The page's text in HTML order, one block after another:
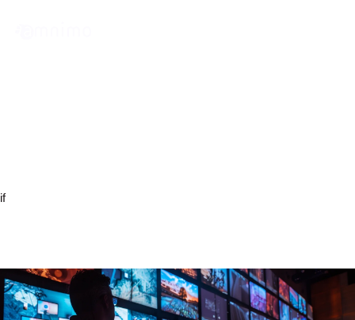
if
イベント・セミナー